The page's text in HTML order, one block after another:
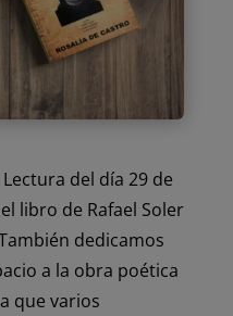
del día 29 de
libro de Rafael Soler
dedicamos
a la obra poética
que varios